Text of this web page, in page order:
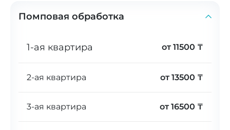
Помповая обработка
1-ая квартира от 11500 ₸
2-ая квартира от 13500 ₸
3-ая квартира от 16500 ₸